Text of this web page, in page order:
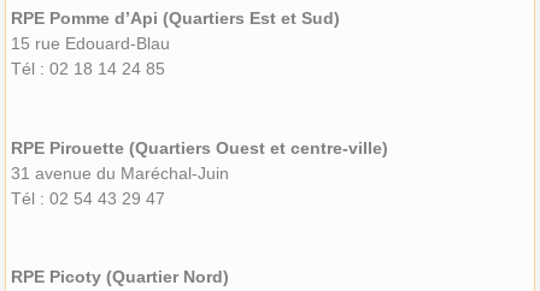
RPE Pomme d’Api (Quartiers Est et Sud)
15 rue Edouard-Blau
Tél : 02 18 14 24 85
RPE Pirouette (Quartiers Ouest et centre-ville)
31 avenue du Maréchal-Juin
Tél : 02 54 43 29 47
RPE Picoty (Quartier Nord)